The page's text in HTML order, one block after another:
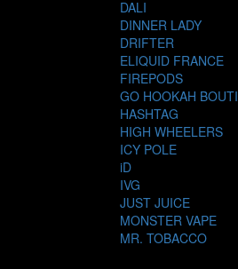
DALI
DINNER LADY
DRIFTER
ELIQUID FRANCE
FIREPODS
GO HOOKAH
HASHTAG
HIGH WHEELERS
ICY POLE
iD
IVG
JUST JUICE
MONSTER VAPE
MR. TOBACCO